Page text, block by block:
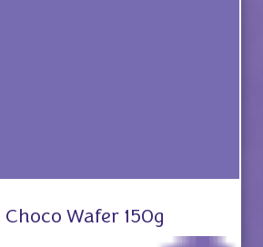
Choco Wafer 150g